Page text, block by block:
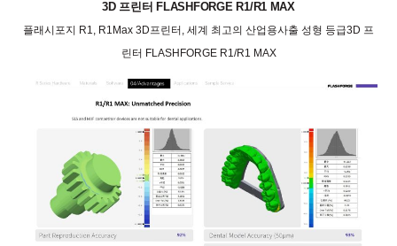
3D 프린터 FLASHFORGE R1/R1 MAX
플래시포지 R1, R1Max 3D프린터, 세계 최고의 산업용사출 성형 등급3D 프
린터 FLASHFORGE R1/R1 MAX